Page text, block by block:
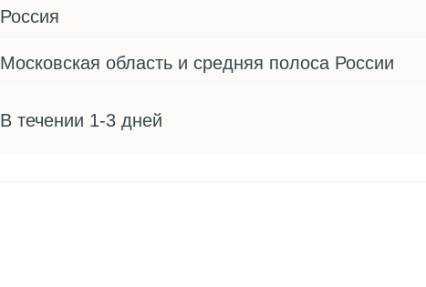
Россия
Московская область и средняя полоса России
В течении 1-3 дней